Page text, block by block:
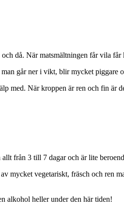
då. När matsmältningen får vila
går ner i vikt, blir mycket piggare
med. När kroppen är ren och fin är
från 3 till 7 dagar och är lite
mycket vegetariskt, fräsch och ren
alkohol heller under den här tiden!